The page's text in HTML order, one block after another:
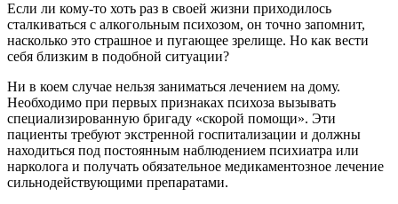
Если ли кому-то хоть раз в своей жизни приходилось
сталкиваться с алкогольным психозом, он точно запомнит,
насколько это страшное и пугающее зрелище. Но как вести
себя близким в подобной ситуации?
Ни в коем случае нельзя заниматься лечением на дому.
Необходимо при первых признаках психоза вызывать
специализированную бригаду «скорой помощи». Эти
пациенты требуют экстренной госпитализации и должны
находиться под постоянным наблюдением психиатра или
нарколога и получать обязательное медикаментозное лечение
сильнодействующими препаратами.